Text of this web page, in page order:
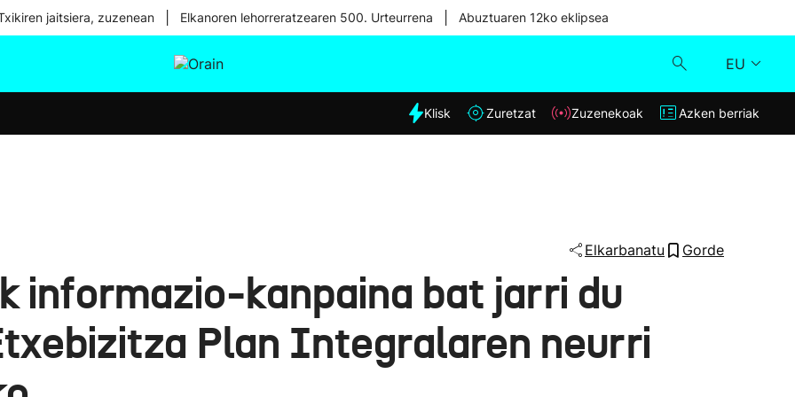
jaitsiera, zuzenean Elkanoren lehorreratzearen 500. Urteurrena Abuztuaren 12ko eklipsea
EU
Eguraldia
Klisk
Klisk Zuretzat Zuzenekoak Azken berriak
Elkarbanatu Gorde
informazio-kanpaina bat jarri du
Plan Integralaren neurri